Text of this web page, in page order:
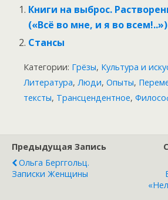
Книги на выброс.
(«Всё во мне, и я во всем!..»)
Стансы
Категории: Грёзы, Культура и
Литература, Люди, Опыты,
тексты, Трансцендентное,
Предыдущая Запись
Ольга Берггольц.
Записки Женщины